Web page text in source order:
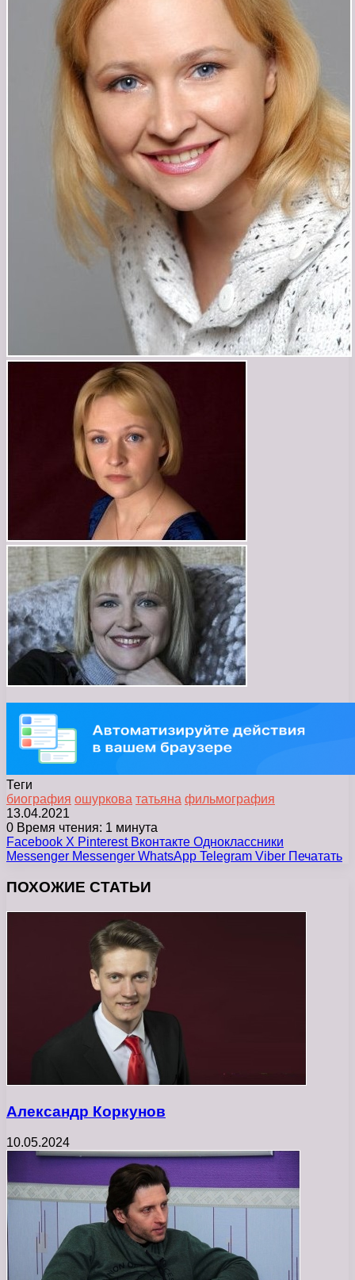
Теги
биография ошуркова татьяна фильмография
13.04.2021
0 Время чтения: 1 минута
Facebook X Pinterest Вконтакте Одноклассники
Messenger Messenger WhatsApp Telegram Viber Печатать
ПОХОЖИЕ СТАТЬИ
Александр Коркунов
10.05.2024